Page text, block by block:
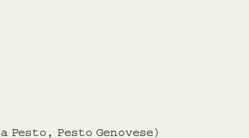
Pesto, Pesto Genovese)